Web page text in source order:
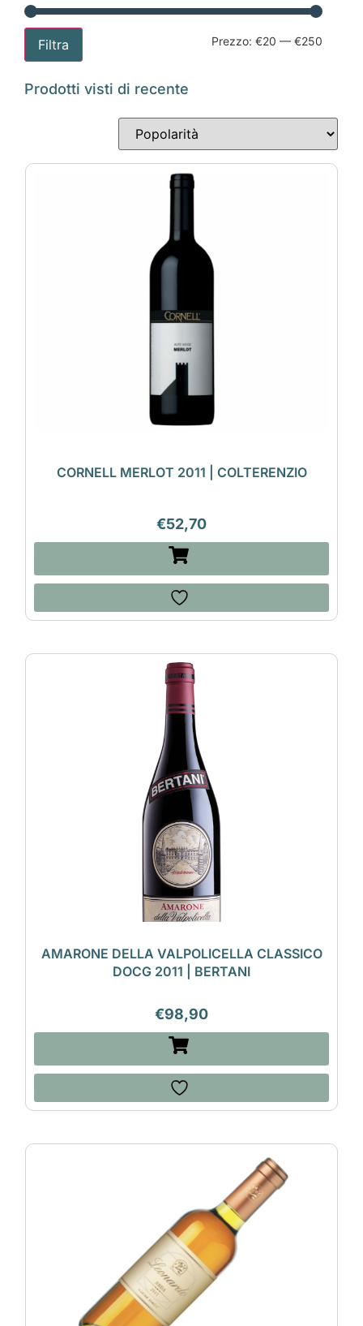
Filtra Prezzo: €20 — €250
Prodotti visti di recente
CORNELL MERLOT 2011 | COLTERENZIO
€52,70
AMARONE DELLA VALPOLICELLA CLASSICO
DOCG 2011 | BERTANI
€98,90